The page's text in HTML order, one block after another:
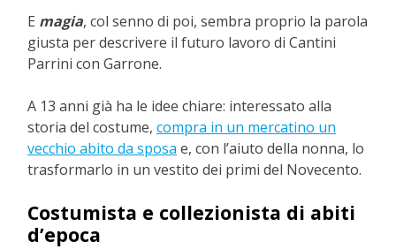
E magia, col senno di poi, sembra proprio la parola
giusta per descrivere il futuro lavoro di Cantini
Parrini con Garrone.
A 13 anni già ha le idee chiare: interessato alla
storia del costume, compra in un mercatino un
vecchio abito da sposa e, con l’aiuto della nonna, lo
trasformarlo in un vestito dei primi del Novecento.
Costumista e collezionista di abiti
d’epoca